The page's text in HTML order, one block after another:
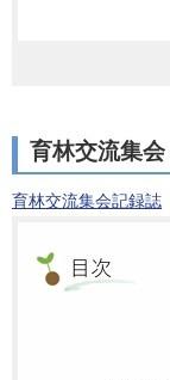
育林交流集会
育林交流集会記録誌